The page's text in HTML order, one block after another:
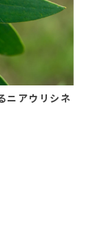
ニアウリシネ